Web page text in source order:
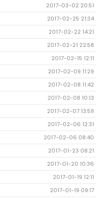
2017-03-02 20:51
2017-02-25 21:34
2017-02-22 14:21
2017-02-21 22:58
2017-02-15 12:11
2017-02-09 11:29
2017-02-08 11:42
2017-02-08 10:13
2017-02-07 13:59
2017-02-06 12:31
2017-02-06 08:40
2017-01-23 08:21
2017-01-20 10:36
2017-01-19 12:11
2017-01-19 09:17